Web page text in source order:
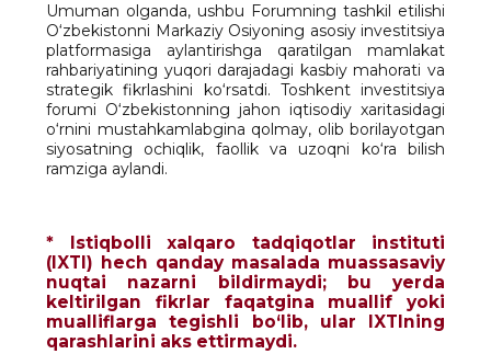
Umuman olganda, ushbu Forumning tashkil etilishi
O‘zbekistonni Markaziy Osiyoning asosiy investitsiya
platformasiga aylantirishga qaratilgan mamlakat
rahbariyatining yuqori darajadagi kasbiy mahorati va
strategik fikrlashini ko‘rsatdi. Toshkent investitsiya
forumi O‘zbekistonning jahon iqtisodiy xaritasidagi
o‘rnini mustahkamlabgina qolmay, olib borilayotgan
siyosatning ochiqlik, faollik va uzoqni ko‘ra bilish
ramziga aylandi.
* Istiqbolli xalqaro tadqiqotlar instituti
(IXTI) hech qanday masalada muassasaviy
nuqtai nazarni bildirmaydi; bu yerda
keltirilgan fikrlar faqatgina muallif yoki
mualliflarga tegishli bo‘lib, ular IXTIning
qarashlarini aks ettirmaydi.